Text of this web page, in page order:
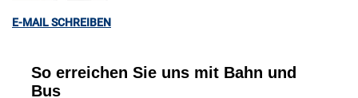
E-MAIL SCHREIBEN